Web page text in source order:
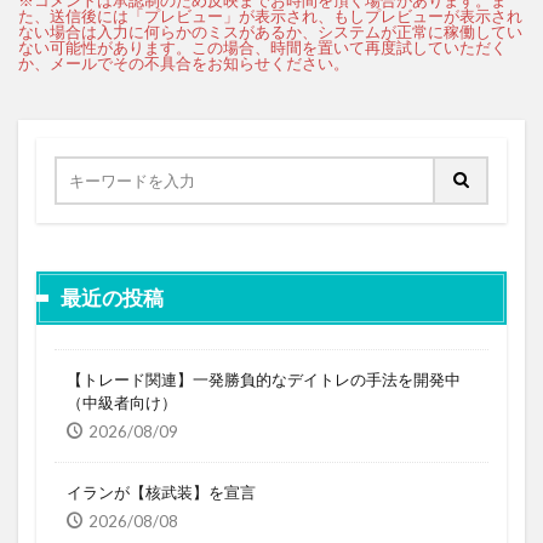
最近の投稿
【トレード関連】一発勝負的なデイトレの手法を開発中
（中級者向け）
2026/08/09
イランが【核武装】を宣言
2026/08/08